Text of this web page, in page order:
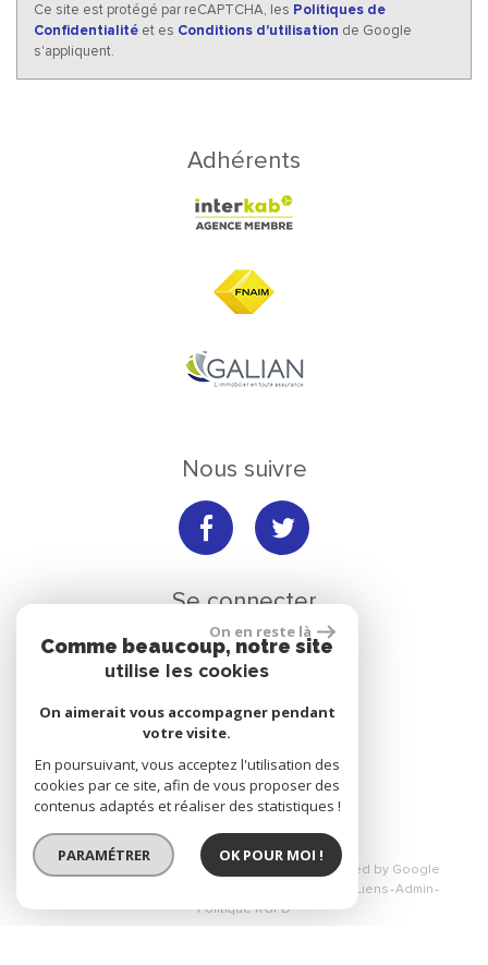
Ce site est protégé par reCAPTCHA, les Politiques de
Confidentialité et es Conditions d'utilisation de Google
s'appliquent.
Nous suivre
Adhérents
Se connecter
Espace propriétaire
réalisé par
© 2026 | Tous droits réservés | Traduction powered by Google
Liens Admin
Politique RGPD
On en reste là
Comme beaucoup, notre site
utilise les cookies
On aimerait vous accompagner pendant
votre visite.
En poursuivant, vous acceptez l'utilisation des
cookies par ce site, afin de vous proposer des
contenus adaptés et réaliser des statistiques !
PARAMÉTRER OK POUR MOI !